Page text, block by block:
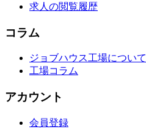
求人の閲覧履歴
コラム
ジョブハウス工場について
工場コラム
アカウント
会員登録